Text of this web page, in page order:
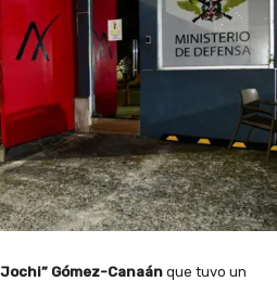
Gómez-Canaán que tuvo un